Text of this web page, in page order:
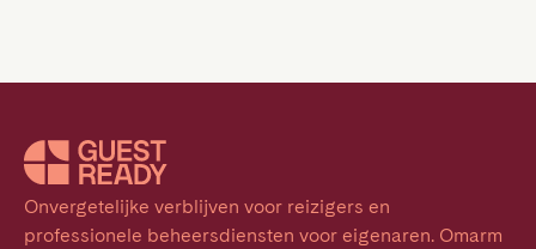
Onvergetelijke verblijven voor reizigers en
professionele beheersdiensten voor eigenaren. Omarm